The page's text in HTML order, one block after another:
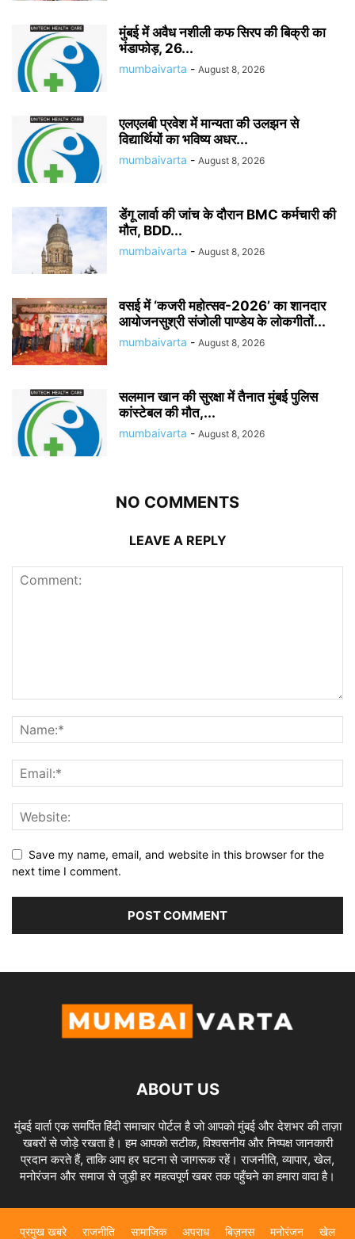
मुंबई में अवैध नशीली कफ सिरप की बिक्री का
भंडाफोड़, 26...
mumbaivarta - August 8, 2026
एलएलबी प्रवेश में मान्यता की उलझन से
विद्यार्थियों का भविष्य अधर...
mumbaivarta - August 8, 2026
डेंगू लार्वा की जांच के दौरान BMC कर्मचारी की
मौत, BDD...
mumbaivarta - August 8, 2026
वसई में ‘कजरी महोत्सव-2026’ का शानदार
आयोजनसुश्री संजोली पाण्डेय के लोकगीतों...
mumbaivarta - August 8, 2026
सलमान खान की सुरक्षा में तैनात मुंबई पुलिस
कांस्टेबल की मौत,...
mumbaivarta - August 8, 2026
NO COMMENTS
LEAVE A REPLY
Save my name, email, and website in this browser for the
next time I comment.
ABOUT US
मुंबई वार्ता एक समर्पित हिंदी समाचार पोर्टल है जो आपको मुंबई और देशभर की ताज़ा
खबरों से जोड़े रखता है। हम आपको सटीक, विश्वसनीय और निष्पक्ष जानकारी
प्रदान करते हैं, ताकि आप हर घटना से जागरूक रहें। राजनीति, व्यापार, खेल,
मनोरंजन और समाज से जुड़ी हर महत्वपूर्ण खबर तक पहुँचने का हमारा वादा है।
प्रमुख खबरे राजनीति सामाजिक अपराध बिज़नस मनोरंजन खेल